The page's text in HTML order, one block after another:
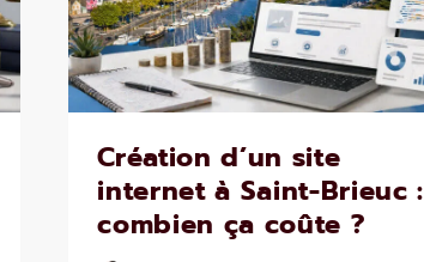
Création d’un site
internet à Saint-Brieuc :
combien ça coûte ?